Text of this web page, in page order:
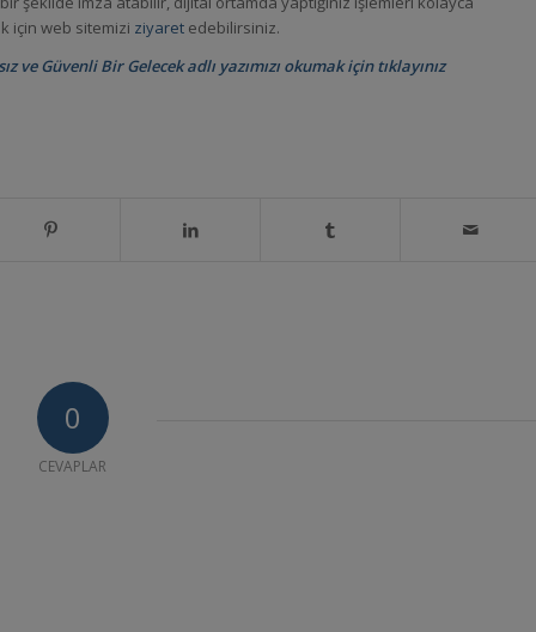
için web sitemizi ziyaret edebilirsiniz.
Güvenli Bir Gelecek adlı yazımızı okumak için tıklayınız
0
CEVAPLAR